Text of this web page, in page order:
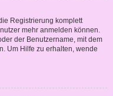
Registrierung komplett
mehr anmelden können.
der Benutzername, mit dem
Um Hilfe zu erhalten, wende